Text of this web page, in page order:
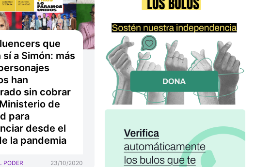
que
a Simón: más
han
sin cobrar
de
para
desde el
la pandemia
PODER 23/10/2020